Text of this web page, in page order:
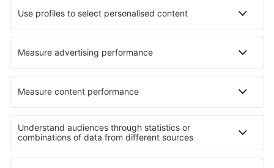
pachetul ales, să interacționezi cu domeniul Ryanair pentru
a finaliza rezervarea. În acest caz, preferințele tale privind
modulele cookie eSky se vor aplica şi site-urilor Ryanair
colectate prin intermediul acestor module cookie de pe
site-urile Ryanair vor fi utilizate doar de Ryanair și nu vor fi
ȋmpărtăşite cu eSky. Dacă ţi-ai personalizat deja
preferințele privind modulele cookie pe oricare dintre site-
urile Ryanair, te rugăm să reţii că aceste preferințe nu vor fi
ȋmpărtăşite cu noi și nu se vor aplica atunci când accesezi